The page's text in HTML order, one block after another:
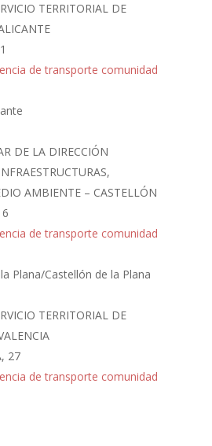
TERRITORIAL DE
DE LA DIRECCIÓN
AMBIENTE – CASTELLÓN
Plana/Castellón de la Plana
TERRITORIAL DE
27